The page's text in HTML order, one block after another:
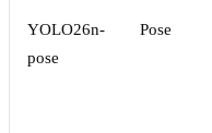
YOLO26n-
pose
Pose